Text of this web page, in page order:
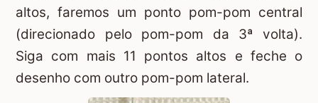
altos, faremos um ponto pom-pom central
(direcionado pelo pom-pom da 3ª volta).
Siga com mais 11 pontos altos e feche o
desenho com outro pom-pom lateral.